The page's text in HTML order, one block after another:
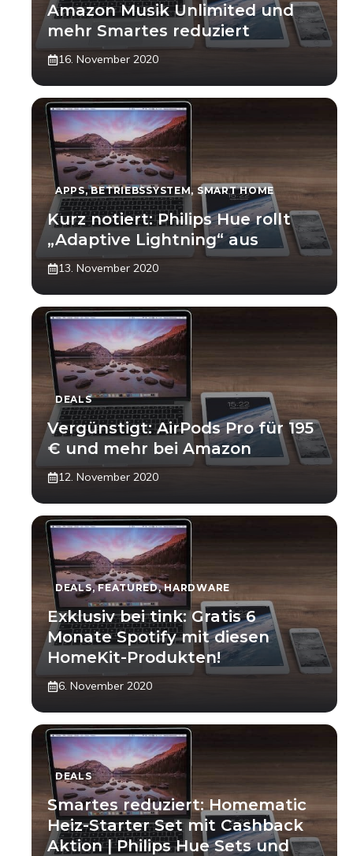
Amazon Musik Unlimited und
mehr Smartes reduziert
16. November 2020
APPS,BETRIEBSSYSTEM, SMART HOME
Kurz notiert: Philips Hue rollt
„Adaptive Lightning“ aus
13. November 2020
DEALS
Vergünstigt: AirPods Pro für 195
€ und mehr bei Amazon
12. November 2020
DEALS,FEATURED,HARDWARE
Exklusiv bei tink: Gratis 6
Monate Spotify mit diesen
HomeKit-Produkten!
6. November 2020
DEALS
Smartes reduziert: Homematic
Heiz-Starter Set mit Cashback
Aktion | Philips Hue Sets und